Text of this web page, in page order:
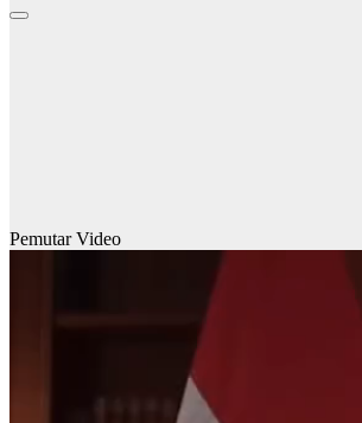
Pemutar Video